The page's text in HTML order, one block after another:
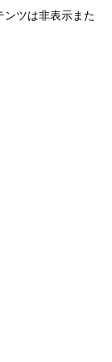
ンツは非表示また